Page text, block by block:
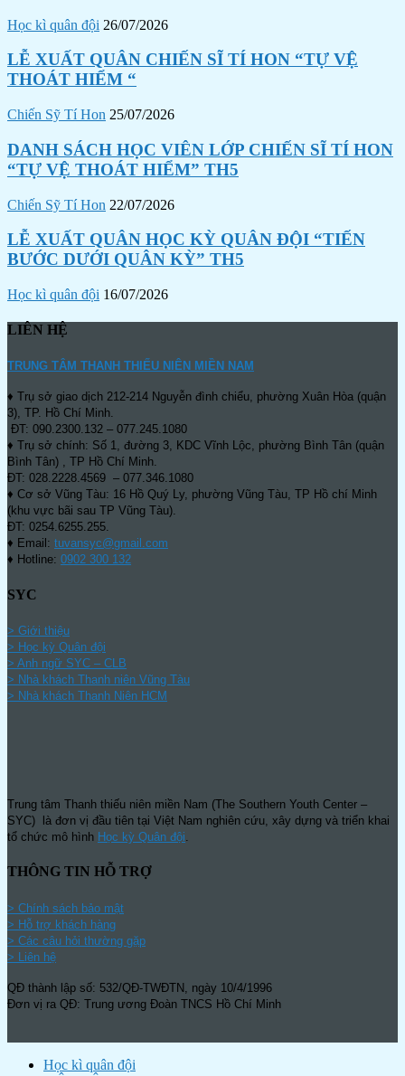
Học kì quân đội 26/07/2026
LỄ XUẤT QUÂN CHIẾN SĨ TÍ HON “TỰ VỆ
THOÁT HIỂM “
Chiến Sỹ Tí Hon 25/07/2026
DANH SÁCH HỌC VIÊN LỚP CHIẾN SĨ TÍ HON
“TỰ VỆ THOÁT HIỂM” TH5
Chiến Sỹ Tí Hon 22/07/2026
LỄ XUẤT QUÂN HỌC KỲ QUÂN ĐỘI “TIẾN
BƯỚC DƯỚI QUÂN KỲ” TH5
Học kì quân đội 16/07/2026
LIÊN HỆ
TRUNG TÂM THANH THIẾU NIÊN MIỀN NAM
♦ Trụ sở giao dịch 212-214 Nguyễn đình chiểu, phường Xuân Hòa (quận
3), TP. Hồ Chí Minh.
ĐT: 090.2300.132 – 077.245.1080
♦ Trụ sở chính: Số 1, đường 3, KDC Vĩnh Lộc, phường Bình Tân (quận
Bình Tân) , TP Hồ Chí Minh.
ĐT: 028.2228.4569 – 077.346.1080
♦ Cơ sở Vũng Tàu: 16 Hồ Quý Ly, phường Vũng Tàu, TP Hồ chí Minh
(khu vực bãi sau TP Vũng Tàu).
ĐT: 0254.6255.255.
♦ Email: tuvansyc@gmail.com
♦ Hotline: 0902 300 132
SYC
> Giới thiệu
> Học kỳ Quân đội
> Anh ngữ SYC – CLB
> Nhà khách Thanh niên Vũng Tàu
> Nhà khách Thanh Niên HCM
Trung tâm Thanh thiếu niên miền Nam (The Southern Youth Center –
SYC) là đơn vị đầu tiên tại Việt Nam nghiên cứu, xây dựng và triển khai
tổ chức mô hình Học kỳ Quân đội.
THÔNG TIN HỖ TRỢ
> Chính sách bảo mật
> Hỗ trợ khách hàng
> Các câu hỏi thường gặp
> Liên hệ
QĐ thành lập số: 532/QĐ-TWĐTN, ngày 10/4/1996
Đơn vị ra QĐ: Trung ương Đoàn TNCS Hồ Chí Minh
Học kì quân đội